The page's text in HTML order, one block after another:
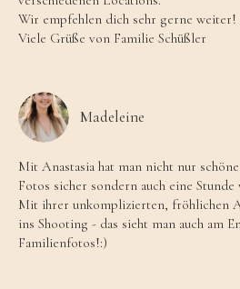
Wir empfehlen dich sehr gerne weiter!
Viele Grüße von Familie Schüßler
Madeleine
Mit Anastasia hat man nicht nur
Fotos sicher sondern auch eine
Mit ihrer unkomplizierten, fröhlichen
ins Shooting - das sieht man auch am
Familienfotos!:)